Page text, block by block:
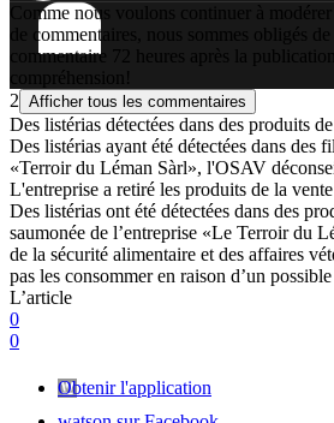
Comme nous voulons continuer à
de commentaires, nous sommes obligés
commentaire 72 heures après la
compréhension!
2 Afficher tous les commentaires
Des listérias détectées dans des produits
Des listérias ayant été détectées dans des
«Terroir du Léman Sàrl», l'OSAV
L'entreprise a retiré les produits de la
Des listérias ont été détectées dans des
saumonée de l’entreprise «Le Terroir du
de la sécurité alimentaire et des affaires
pas les consommer en raison d’un
L’article
0
0
Obtenir l'application